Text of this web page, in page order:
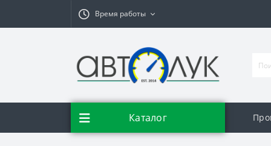
Время работы
Каталог